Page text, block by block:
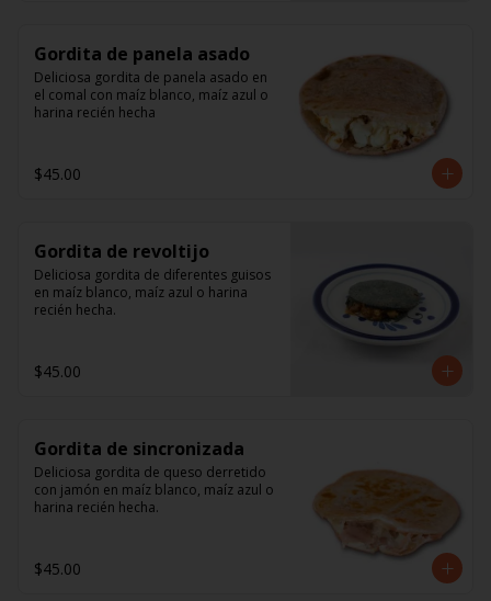
Gordita de panela asado
Deliciosa gordita de panela asado en
el comal con maíz blanco, maíz azul o
harina recién hecha
$45.00
Gordita de revoltijo
Deliciosa gordita de diferentes guisos
en maíz blanco, maíz azul o harina
recién hecha.
$45.00
Gordita de sincronizada
Deliciosa gordita de queso derretido
con jamón en maíz blanco, maíz azul o
harina recién hecha.
$45.00